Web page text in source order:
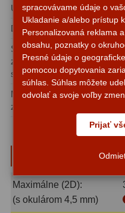
Turistika22
Ornitológia11
Všeobecné16
Mikroskopy93
Biologické34
Digitální8
Uhlové rozlíšenie:
Dosah:
13,4 magnituda
Sila
zbierania
svetla:
471x(v porovnaní s
ľudským
okom)
Maximálne užitočné
zväčšenie:
Typové zväčšenie
Maximálne (2D):
(s okulárom 4,5 mm)
spracovávame údaje o
Ukladanie a/alebo prístup
Personalizovaná reklama
obsahu, poznatky o
Presné údaje o
pomocou dopytovania
súhlas. Súhlas môžete
odvolať a svoje voľby
Prijať